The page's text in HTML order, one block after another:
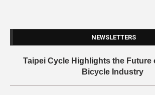
NEWSLETTERS
Taipei Cycle Highlights the Future
Bicycle Industry